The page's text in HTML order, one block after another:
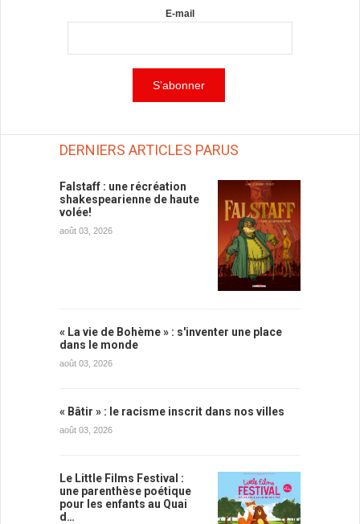
E-mail
DERNIERS ARTICLES PARUS
Falstaff : une récréation
shakespearienne de haute
volée!
août 03, 2026
« La vie de Bohème » : s'inventer une place
dans le monde
août 03, 2026
« Bâtir » : le racisme inscrit dans nos villes
août 03, 2026
Le Little Films Festival :
une parenthèse poétique
pour les enfants au Quai
d…